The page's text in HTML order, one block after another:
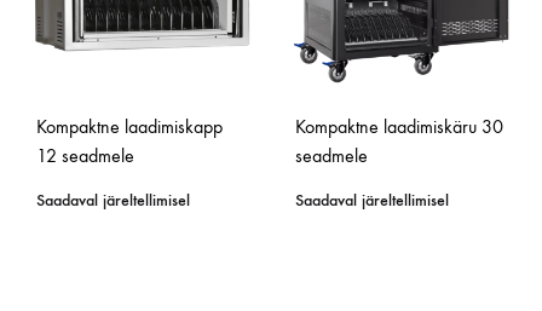
Kompaktne laadimiskapp
12 seadmele
Saadaval järeltellimisel
Kompaktne laadimiskäru 30
seadmele
Saadaval järeltellimisel